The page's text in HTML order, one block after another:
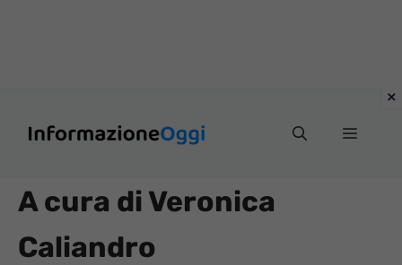
Menu
A cura di Veronica
Caliandro